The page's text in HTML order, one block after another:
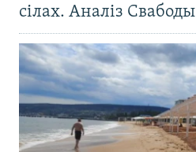
сілах. Аналіз Свабоды